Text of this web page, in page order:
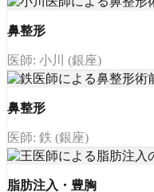
鼻整形
医師: 小川 (銀座)
鼻整形
医師: 鉄 (銀座)
脂肪注入・豊胸